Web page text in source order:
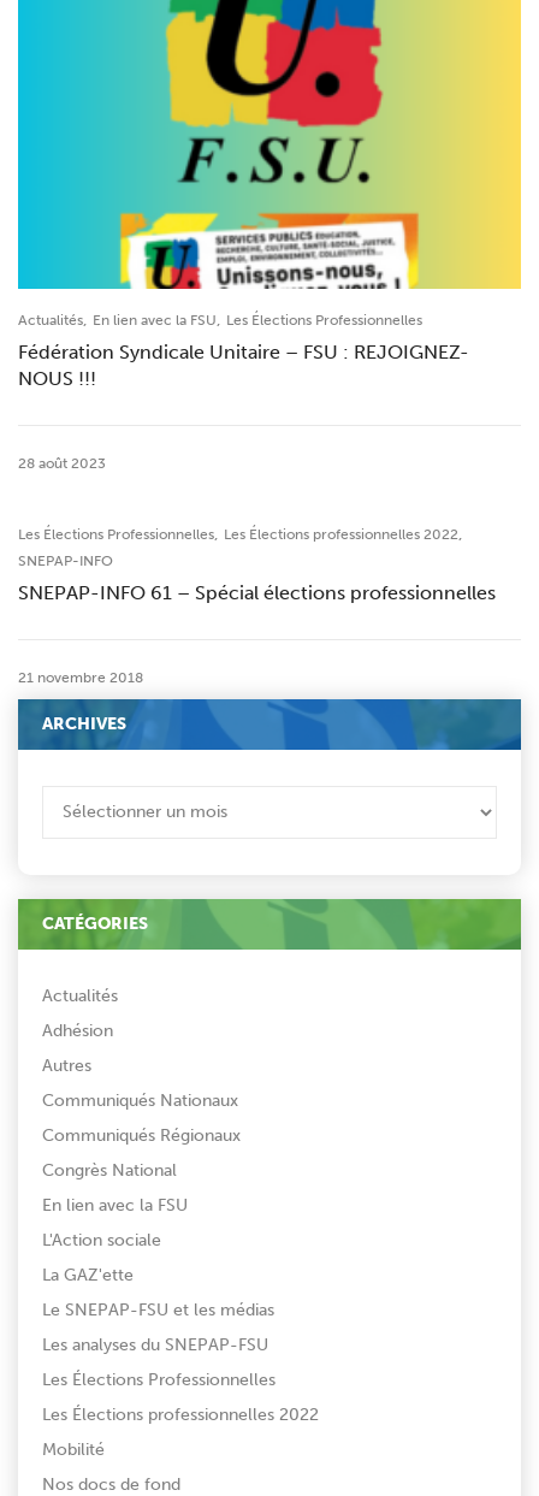
Actualités, En lien avec la FSU, Les Élections Professionnelles
Fédération Syndicale Unitaire – FSU : REJOIGNEZ-
NOUS !!!
28 août 2023
Les Élections Professionnelles, Les Élections professionnelles 2022,
SNEPAP-INFO
SNEPAP-INFO 61 – Spécial élections professionnelles
21 novembre 2018
ARCHIVES
CATÉGORIES
Actualités
Adhésion
Autres
Communiqués Nationaux
Communiqués Régionaux
Congrès National
En lien avec la FSU
L'Action sociale
La GAZ'ette
Le SNEPAP-FSU et les médias
Les analyses du SNEPAP-FSU
Les Élections Professionnelles
Les Élections professionnelles 2022
Mobilité
Nos docs de fond